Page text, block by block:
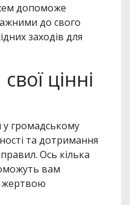
допоможе
до свого
заходів для
цінні
у громадському
та дотримання
Ось кілька
вам
жертвою